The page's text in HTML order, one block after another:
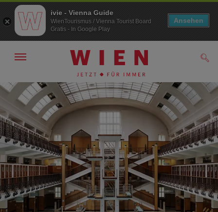
Zur
Navigation
Zum
Inhalt
Navigation
ivie - Vienna Guide
WienTourismus / Vienna Tourist Board
Gratis - In Google Play
Ansehen